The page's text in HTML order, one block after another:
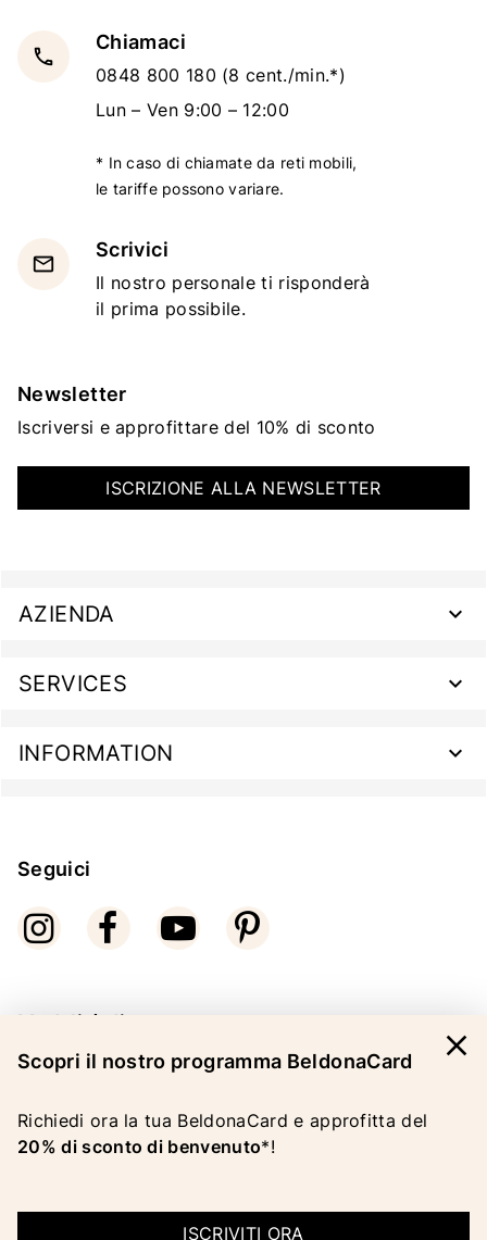
local_phone
Chiamaci
0848 800 180 (8 cent./min.*)
Lun – Ven 9:00 – 12:00
* In caso di chiamate da reti mobili,
le tariffe possono variare.
email
Scrivici
Il nostro personale ti risponderà
il prima possibile.
Newsletter
Iscriversi e approfittare del 10% di sconto
ISCRIZIONE ALLA NEWSLETTER
AZIENDA
SERVICES
INFORMATION
Seguici
Modalità di pagamento
INFORMAZIONI LEGALI|CG|PROTEZIONE DEI DATI
Scopri il nostro programma BeldonaCard
Richiedi ora la tua BeldonaCard e approfitta del
20% di sconto di benvenuto*!
ISCRIVITI ORA
close